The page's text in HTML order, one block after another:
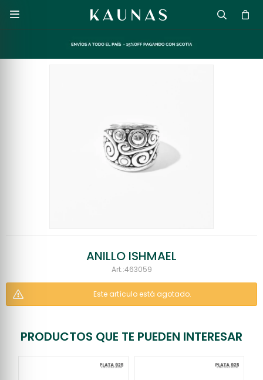

ANILLO ISHMAEL
463059
Este artículo está agotado.
PRODUCTOS QUE TE PUEDEN INTERESAR